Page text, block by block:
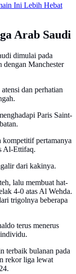
Ini Lebih Hebat
Arab Saudi
dimulai pada
dengan Manchester
dan perhatian
Paris Saint-
kompetitif pertamanya
Al-Ettifaq.
dari kakinya.
lalu membuat hat-
4-0 atas Al Wehda.
trigolnya beberapa
terus menerus
terbaik bulanan pada
rekor liga lewat